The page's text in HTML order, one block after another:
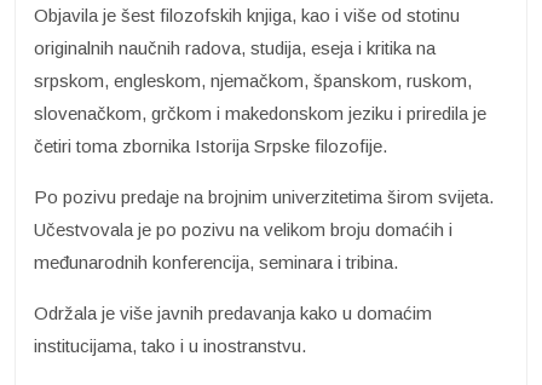
Objavila je šest filozofskih knjiga, kao i više od stotinu
originalnih naučnih radova, studija, eseja i kritika na
srpskom, engleskom, njemačkom, španskom, ruskom,
slovenačkom, grčkom i makedonskom jeziku i priredila je
četiri toma zbornika Istorija Srpske filozofije.
Po pozivu predaje na brojnim univerzitetima širom svijeta.
Učestvovala je po pozivu na velikom broju domaćih i
međunarodnih konferencija, seminara i tribina.
Održala je više javnih predavanja kako u domaćim
institucijama, tako i u inostranstvu.